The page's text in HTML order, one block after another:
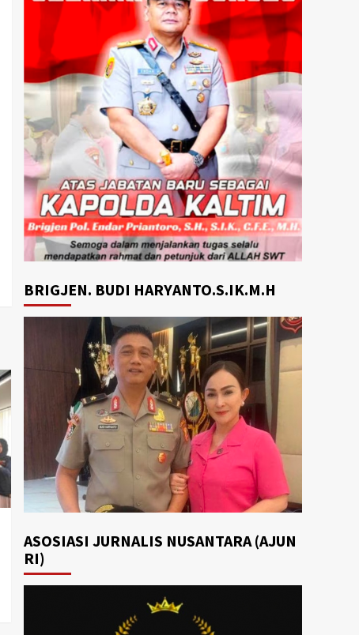
BRIGJEN. BUDI HARYANTO.S.IK.M.H
ASOSIASI JURNALIS NUSANTARA (AJUN
RI)